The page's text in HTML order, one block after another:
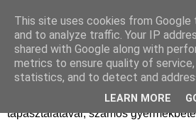
Dr. Bauer Béla
Dr. Bauer Béla Ph.D.
tapasztalatával, számos
This site uses cookies from
and to analyze traffic. Your IP
shared with Google along with
metrics to ensure quality of
statistics, and to detect and
LEARN MORE